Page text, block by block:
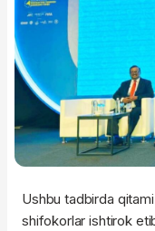
Ushbu tadbirda
shifokorlar ishtirok